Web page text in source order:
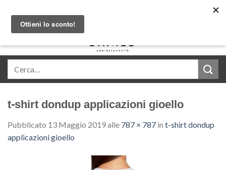
content
t-shirt dondup applicazioni gioello
Pubblicato 13 Maggio 2019alle 787 × 787 in t-shirt dondup
applicazioni gioello